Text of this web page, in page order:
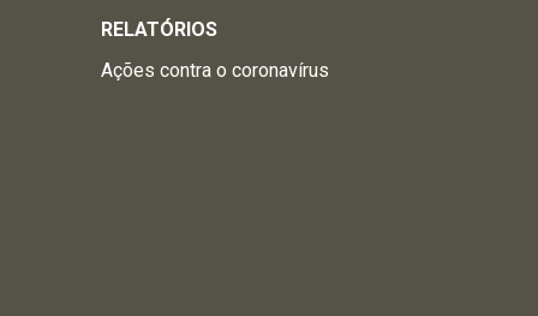
RELATÓRIOS
Ações contra o coronavírus